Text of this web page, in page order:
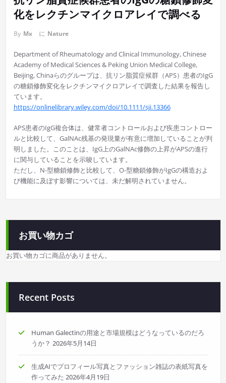
化をレクチンマイクロアレイで調べる
By Mx に Nature
Department of Rheumatology and Clinical Immunology, Chinese
Academy of Medical Sciences & Peking Union Medical College,
Beijing, Chinaらのグループは、抗リン脂質症候群（APS）患者のIgG
の糖鎖修飾変化をレクチンマイクロアレイで調査した結果を報告し
ています。
https://onlinelibrary.wiley.com/doi/10.1111/sji.13366
APS患者のIgG複合体は、健常者コントロールおよび疾患コントロー
ルと比較して、GalNAc残基の発現量が有意に増加していることが判
明しました。このことは、IgG上のGalNAc修飾の上昇がAPSの進行
に関与していることを示唆しています。
ただし、N-型糖鎖修飾と比較して、O-型糖鎖修飾がIgGの構造およ
び機能に及ぼす影響については、未だ解明されていません。
お買い物カゴ
お買い物カゴに商品がありません。
Recent Posts
Human Galectinの用途と市場規模はどうなっているのだろ
うか？ 2026年5月14日
生成AIでプロフィール写真とファッション雑誌の表紙写真を
作ってみた 2026年4月19日